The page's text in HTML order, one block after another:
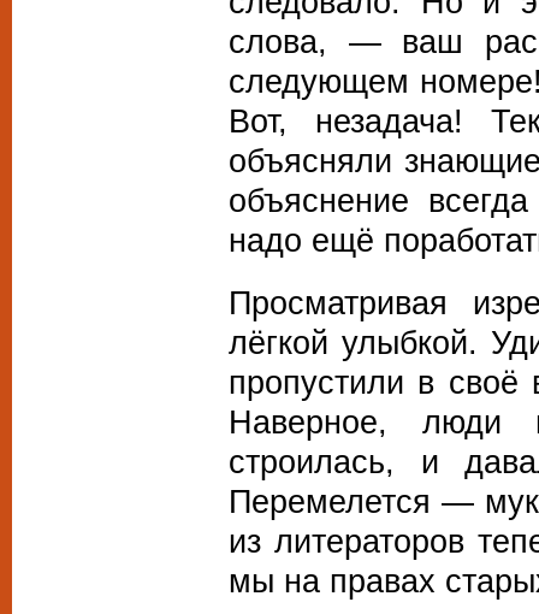
слова, — ваш
следующем
Вот, незадача!
объясняли
объяснение
надо ещё
Просматривая
лёгкой улыбкой.
пропустили в
Наверное, люди
строилась, и
Перемелется —
из литераторов
мы на правах